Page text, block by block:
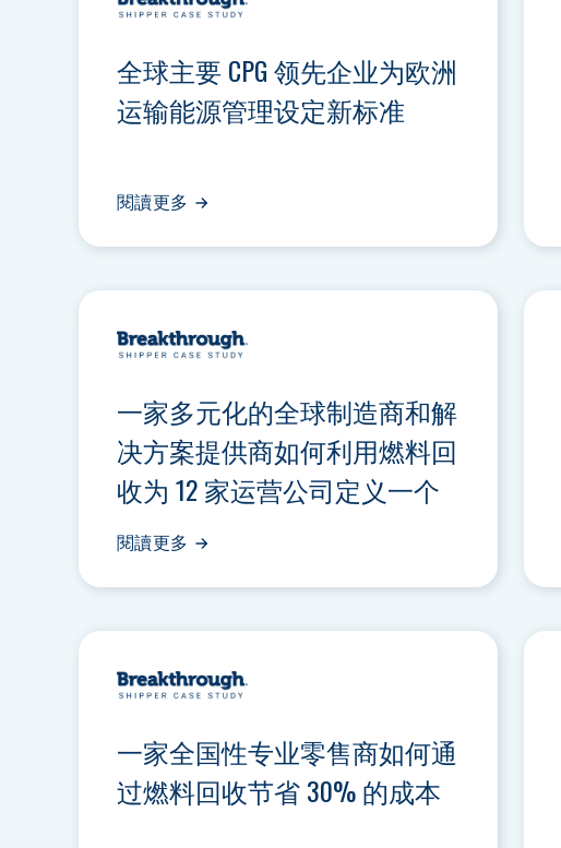
全球主要 CPG 领先企业为欧洲
运输能源管理设定新标准
閱讀更多
一家多元化的全球制造商和解
决方案提供商如何利用燃料回
收为 12 家运营公司定义一个
数据源
閱讀更多
一家全国性专业零售商如何通
过燃料回收节省 30% 的成本